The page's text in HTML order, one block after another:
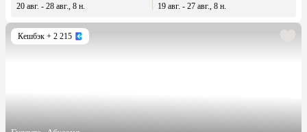
20 авг. - 28 авг., 8 н. 19 авг. - 27 авг., 8 н.
Кешбэк + 2 215